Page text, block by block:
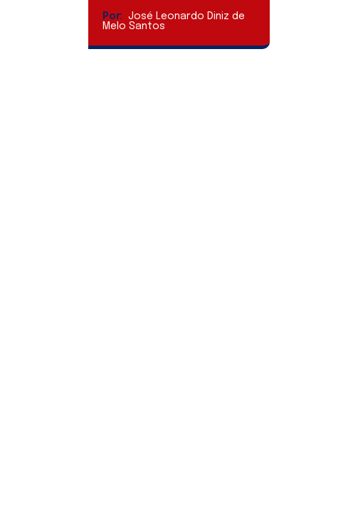
Por:
José Leonardo Diniz de
Melo Santos